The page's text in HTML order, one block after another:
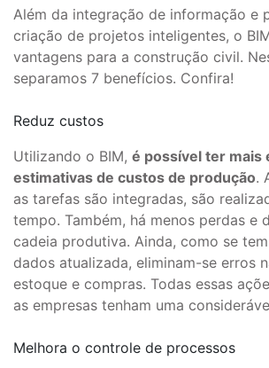
Além da integração de informação e
criação de projetos inteligentes, o
vantagens para a construção civil.
separamos 7 benefícios. Confira!
Reduz custos
Utilizando o BIM, é possível ter mais
estimativas de custos de produção.
as tarefas são integradas, são
tempo. Também, há menos perdas e
cadeia produtiva. Ainda, como se
dados atualizada, eliminam-se erros
estoque e compras. Todas essas
as empresas tenham uma
Melhora o controle de processos